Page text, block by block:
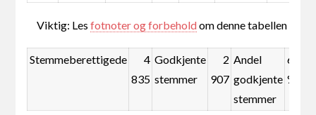
Viktig: Lesfotnoter og forbeholdom denne tabellen
Stemmeberettigede
4
835
Godkjente
stemmer
2
907
Andel
godkjente
stemmer
60,1
%